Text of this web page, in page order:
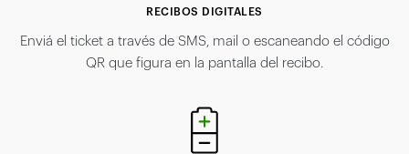
RECIBOS DIGITALES
Enviá el ticket a través de SMS, mail o escaneando el código
QR que figura en la pantalla del recibo.